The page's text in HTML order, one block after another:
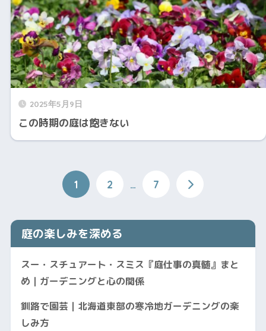
2025年5月9日
この時期の庭は飽きない
1 2 … 7
庭の楽しみを深める
スー・スチュアート・スミス『庭仕事の真髄』まと
め｜ガーデニングと心の関係
釧路で園芸｜北海道東部の寒冷地ガーデニングの楽
しみ方